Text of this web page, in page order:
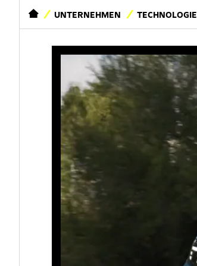
STARTSEITEUNTERNEHMEN TECHNOLOGIE